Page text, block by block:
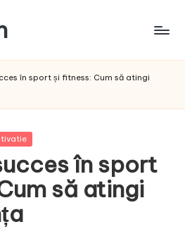
în sport și fitness: Cum să atingi
în sport
să atingi